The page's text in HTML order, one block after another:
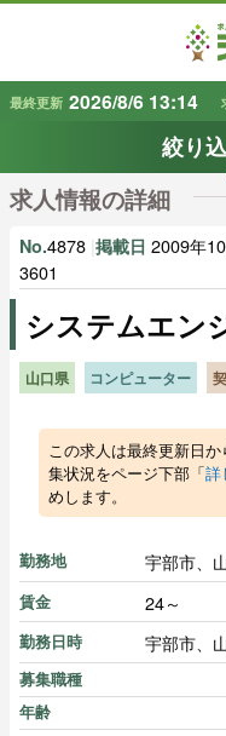
最終更新 2026/8/6 13:14
絞り
条
地域で探す
雇用形態で探す
求人情報の詳細
No.4878 掲載日 2009年
3601
システムエン
山口県 コンピューター
この求人は最終更新日
集状況をページ下部「詳
めします。
勤務地 宇部市、
賃金 24～
勤務日時 宇部市、
募集職種
年齢